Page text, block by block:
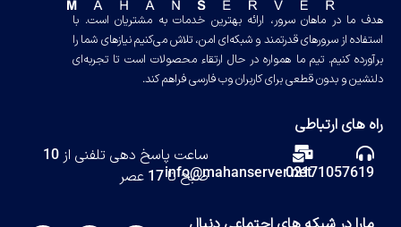
هدف ما در ماهان سرور، ارائه بهترین خدمات به مشتریان است. با
استفاده از سرورهای قدرتمند و شبکه‌ای امن، تلاش می‌کنیم نیازهای شما را
برآورده کنیم. تیم ما همواره در حال ارتقاء محصولات است تا تجربه‌ای
دلنشین و بدون قطعی برای کاربران وب فارسی فراهم کند.
راه های ارتباطی
02171057619
info@mahanserver.net
ساعت پاسخ دهی تلفنی از 10
صبح تا 17 عصر
مارا در شبکه های اجتماعی دنبال